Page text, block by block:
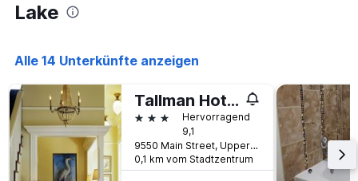
Lake
Alle 14 Unterkünfte anzeigen
Tallman Hotel
3 SterneHervorragend
9,1
9550 Main Street, Upper Lake, CA, USA
0,1 km vom Stadtzentrum